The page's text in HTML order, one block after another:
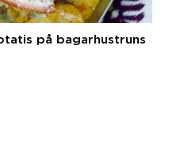
på bagarhustruns